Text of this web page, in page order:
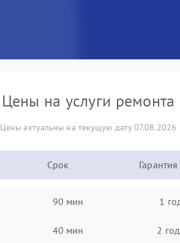
Цены на услуги ремонта
Цены актуальны на текущую дату 07.08.2026
Срок Гарантия
90 мин 1
40 мин 2